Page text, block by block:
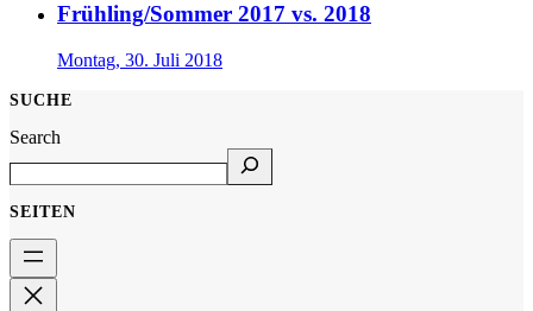
Frühling/Sommer 2017 vs. 2018
Montag, 30. Juli 2018
SUCHE
Search
SEITEN